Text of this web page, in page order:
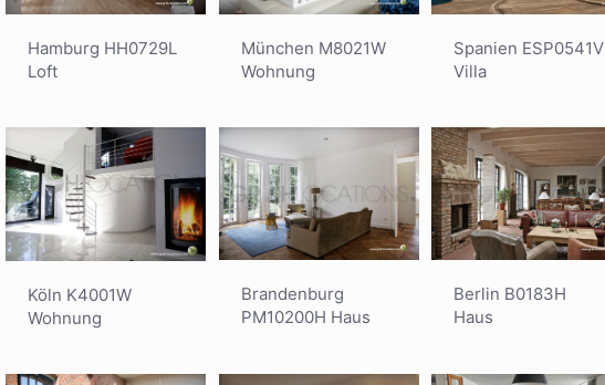
Hamburg HH0729L
Loft
München M8021W
Wohnung
Spanien ESP0541V
Villa
Köln K4001W
Wohnung
Brandenburg
PM10200H Haus
Berlin B0183H
Haus